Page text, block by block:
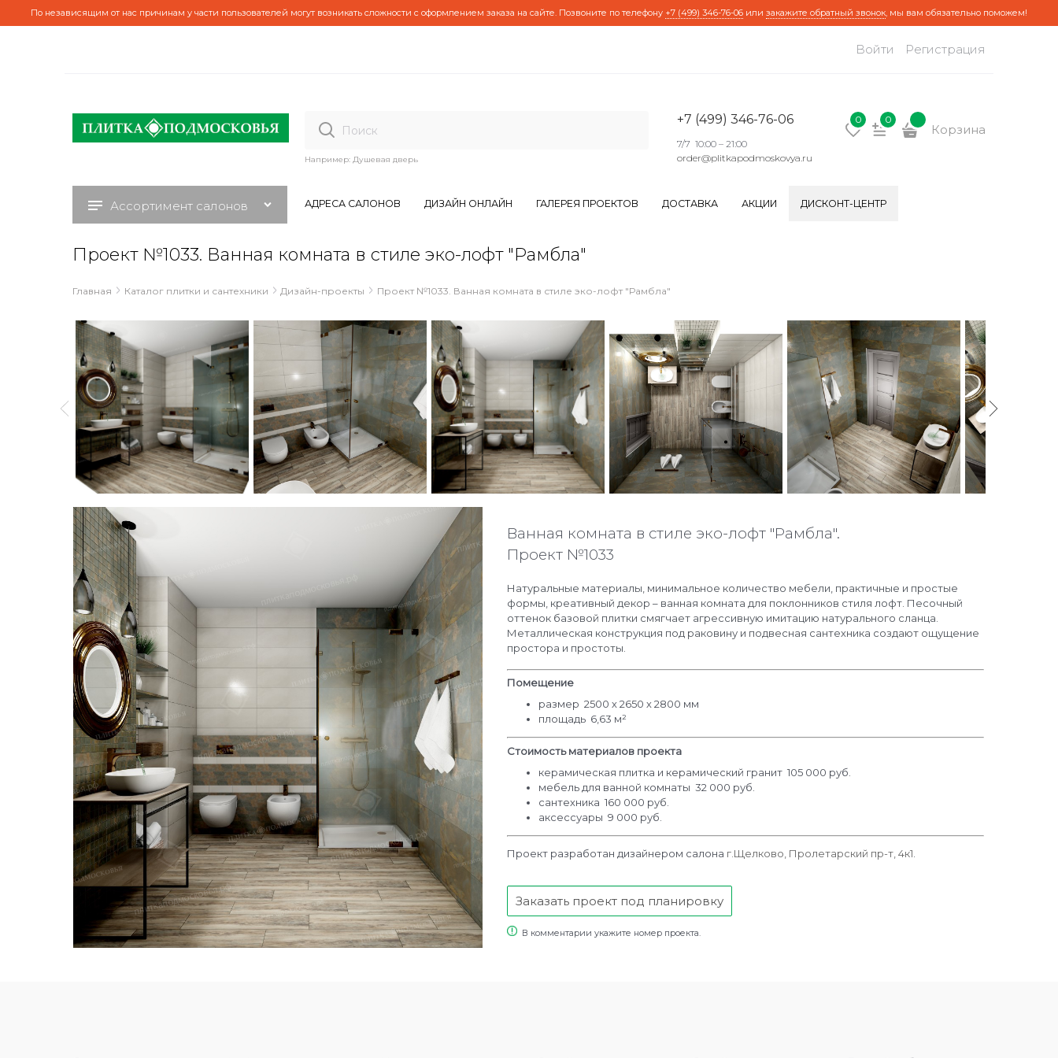
По независящим от нас причинам у части пользователей могут возникать сложности с оформлением заказа на сайте. Позвоните по телефону +7 (499) 346-76-06 или закажите обратный звонок, мы вам обязательно поможем!
Войти Регистрация
Например: Душевая дверь
+7 (499) 346-76-06
7/7 10:00 – 21:00
order@plitkapodmoskovya.ru
0 0
Корзина
Ассортимент салонов АДРЕСА САЛОНОВ ДИЗАЙН ОНЛАЙН ГАЛЕРЕЯ ПРОЕКТОВ ДОСТАВКА АКЦИИ ДИСКОНТ-ЦЕНТР
Проект №1033. Ванная комната в стиле эко-лофт "Рамбла"
Главная Каталог плитки и сантехники Дизайн-проекты Проект №1033. Ванная комната в стиле эко-лофт "Рамбла"
Ванная комната в стиле эко-лофт "Рамбла".
Проект №1033
Натуральные материалы, минимальное количество мебели, практичные и простые
формы, креативный декор – ванная комната для поклонников стиля лофт. Песочный
оттенок базовой плитки смягчает агрессивную имитацию натурального сланца.
Металлическая конструкция под раковину и подвесная сантехника создают ощущение
простора и простоты.
Помещение
размер 2500 х 2650 х 2800 мм
площадь 6,63 м²
Стоимость материалов проекта
керамическая плитка и керамический гранит 105 000 руб.
мебель для ванной комнаты 32 000 руб.
сантехника 160 000 руб.
аксессуары 9 000 руб.
Проект разработан дизайнером салона г.Щелково, Пролетарский пр-т, 4к1
Заказать проект под планировку
В комментарии укажите номер проекта.